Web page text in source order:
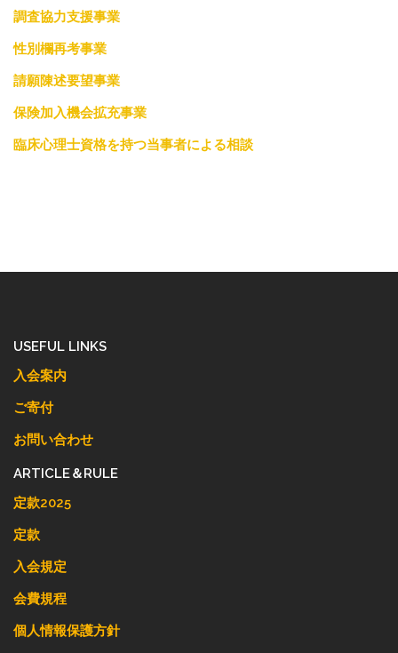
調査協力支援事業
性別欄再考事業
請願陳述要望事業
保険加入機会拡充事業
臨床心理士資格を持つ当事者による相談
USEFUL LINKS
入会案内
ご寄付
お問い合わせ
ARTICLE＆RULE
定款2025
定款
入会規定
会費規程
個人情報保護方針